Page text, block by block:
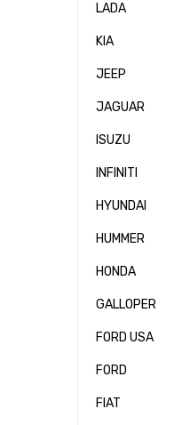
LADA
KIA
JEEP
JAGUAR
ISUZU
INFINITI
HYUNDAI
HUMMER
HONDA
GALLOPER
FORD USA
FORD
FIAT